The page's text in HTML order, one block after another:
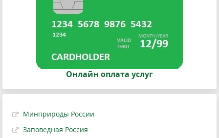
Онлайн оплата услуг
Минприроды России
Заповедная Россия